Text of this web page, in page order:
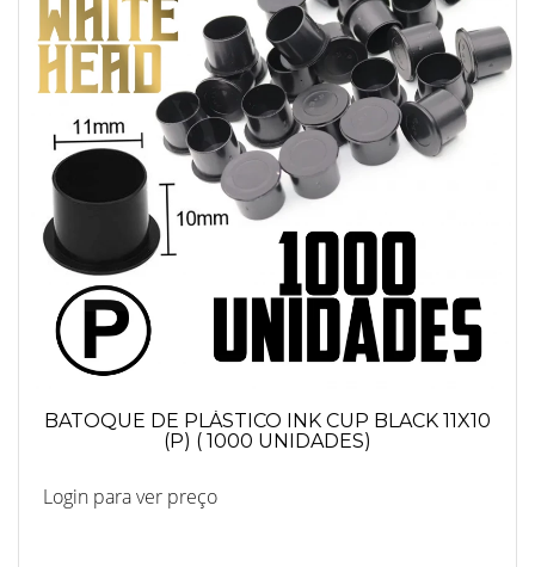
BATOQUE DE PLÁSTICO INK CUP BLACK 11X10
(P) ( 1000 UNIDADES)
Login para ver preço